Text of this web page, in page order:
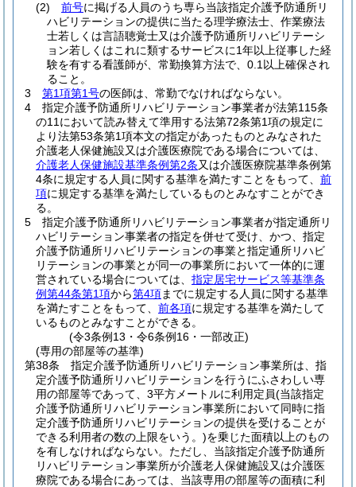
(2)
前号に掲げる人員のうち専ら当該指定介護予防通所リ
ハビリテーションの提供に当たる理学療法士、作業療法
士若しくは言語聴覚士又は介護予防通所リハビリテーシ
ョン若しくはこれに類するサービスに1年以上従事した経
験を有する看護師が、常勤換算方法で、0.1以上確保され
ること。
3
第1項第1号の医師は、常勤でなければならない。
4
指定介護予防通所リハビリテーション事業者が法第115条
の11において読み替えて準用する法第72条第1項の規定に
より法第53条第1項本文の指定があったものとみなされた
介護老人保健施設又は介護医療院である場合については、
介護老人保健施設基準条例第2条又は介護医療院基準条例第
4条に規定する人員に関する基準を満たすことをもって、 前
項に規定する基準を満たしているものとみなすことができ
る。
5
指定介護予防通所リハビリテーション事業者が指定通所リ
ハビリテーション事業者の指定を併せて受け、かつ、指定
介護予防通所リハビリテーションの事業と指定通所リハビ
リテーションの事業とが同一の事業所において一体的に運
営されている場合については、 指定居宅サービス等基準条
例第44条第1項から第4項までに規定する人員に関する基準
を満たすことをもって、 前各項に規定する基準を満たして
いるものとみなすことができる。
(令3条例13・令6条例16・一部改正)
(専用の部屋等の基準)
第38条
指定介護予防通所リハビリテーション事業所は、指
定介護予防通所リハビリテーションを行うにふさわしい専
用の部屋等であって、3平方メートルに利用定員(当該指定
介護予防通所リハビリテーション事業所において同時に指
定介護予防通所リハビリテーションの提供を受けることが
できる利用者の数の上限をいう。)を乗じた面積以上のもの
を有しなければならない。 ただし、当該指定介護予防通所
リハビリテーション事業所が介護老人保健施設又は介護医
療院である場合にあっては、当該専用の部屋等の面積に利